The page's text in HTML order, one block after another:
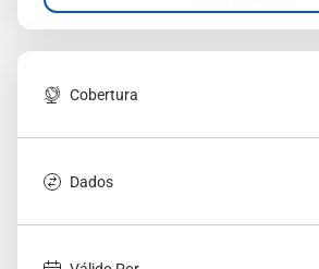
Cobertura
Dados